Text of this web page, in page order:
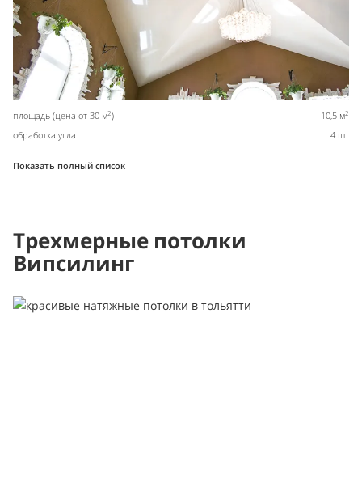
площадь (цена от 30 м2) 10,5 м2
обработка угла 4 шт
Показать полный список
Трехмерные потолки
Випсилинг